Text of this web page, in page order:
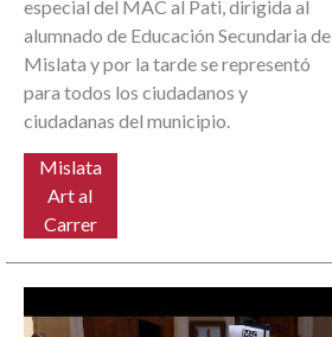
especial del MAC al Pati, dirigida al
alumnado de Educación Secundaria de
Mislata y por la tarde se representó
para todos los ciudadanos y
ciudadanas del municipio.
Mislata
Art al
Carrer